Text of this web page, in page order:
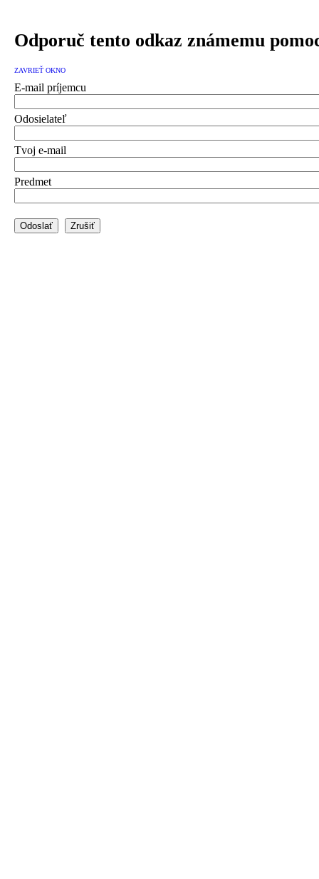
Odporuč tento odkaz známemu
ZAVRIEŤ OKNO
E-mail príjemcu
Odosielateľ
Tvoj e-mail
Predmet
Odoslať Zrušiť